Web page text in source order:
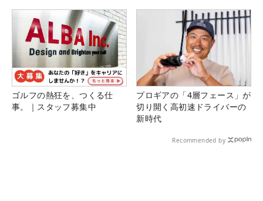
ゴルフの熱狂を、つくる仕
事。｜スタッフ募集中
プロギアの「4層フェース」が
切り開く高初速ドライバーの
新時代
Recommended by